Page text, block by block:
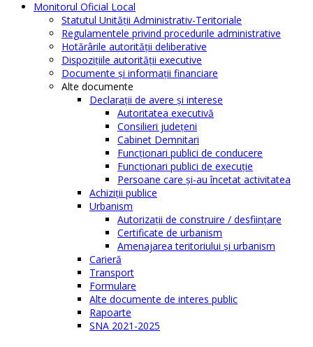
Monitorul Oficial Local
Statutul Unităţii Administrativ-Teritoriale
Regulamentele privind procedurile administrative
Hotărârile autorităţii deliberative
Dispoziţiile autorităţii executive
Documente şi informaţii financiare
Alte documente
Declaraţii de avere şi interese
Autoritatea executivă
Consilieri judeţeni
Cabinet Demnitari
Funcţionari publici de conducere
Funcționari publici de execuție
Persoane care şi-au încetat activitatea
Achiziţii publice
Urbanism
Autorizații de construire / desființare
Certificate de urbanism
Amenajarea teritoriului şi urbanism
Carieră
Transport
Formulare
Alte documente de interes public
Rapoarte
SNA 2021-2025